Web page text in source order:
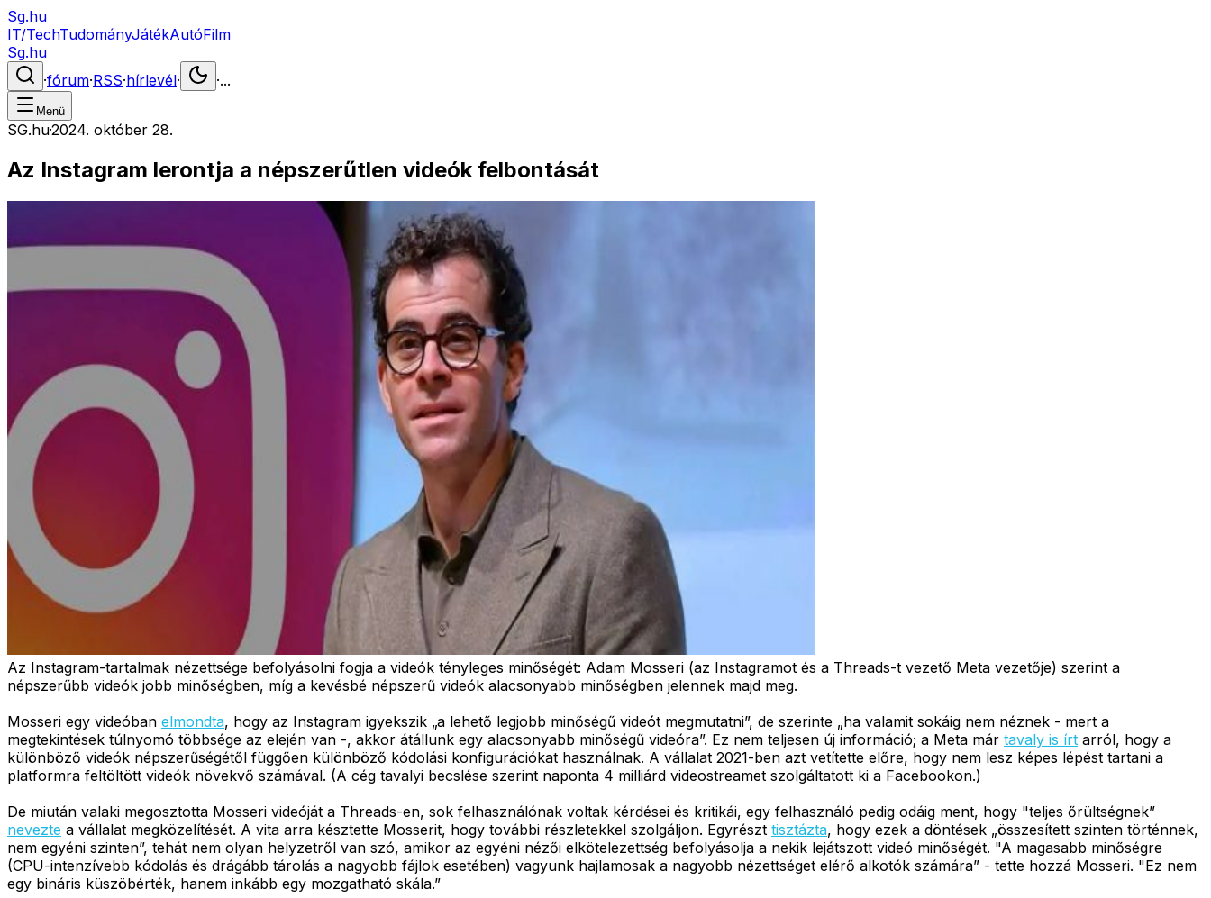
Sg.hu
IT/TechTudományJátékAutóFilm
Sg.hu
·fórum·RSS·hírlevél· ·...
Menü
SG.hu·2024. október 28.
Az Instagram lerontja a népszerűtlen videók felbontását
Az Instagram-tartalmak nézettsége befolyásolni fogja a videók tényleges minőségét: Adam Mosseri (az Instagramot és a Threads-t vezető Meta vezetője) szerint a
népszerűbb videók jobb minőségben, míg a kevésbé népszerű videók alacsonyabb minőségben jelennek majd meg.
Mosseri egy videóban elmondta, hogy az Instagram igyekszik „a lehető legjobb minőségű videót megmutatni”, de szerinte „ha valamit sokáig nem néznek - mert a
megtekintések túlnyomó többsége az elején van -, akkor átállunk egy alacsonyabb minőségű videóra”. Ez nem teljesen új információ; a Meta már tavaly is írt arról, hogy a
különböző videók népszerűségétől függően különböző kódolási konfigurációkat használnak. A vállalat 2021-ben azt vetítette előre, hogy nem lesz képes lépést tartani a
platformra feltöltött videók növekvő számával. (A cég tavalyi becslése szerint naponta 4 milliárd videostreamet szolgáltatott ki a Facebookon.)
De miután valaki megosztotta Mosseri videóját a Threads-en, sok felhasználónak voltak kérdései és kritikái, egy felhasználó pedig odáig ment, hogy "teljes őrültségnek”
nevezte a vállalat megközelítését. A vita arra késztette Mosserit, hogy további részletekkel szolgáljon. Egyrészt tisztázta, hogy ezek a döntések „összesített szinten történnek,
nem egyéni szinten”, tehát nem olyan helyzetről van szó, amikor az egyéni nézői elkötelezettség befolyásolja a nekik lejátszott videó minőségét. "A magasabb minőségre
(CPU-intenzívebb kódolás és drágább tárolás a nagyobb fájlok esetében) vagyunk hajlamosak a nagyobb nézettséget elérő alkotók számára” - tette hozzá Mosseri. "Ez nem
egy bináris küszöbérték, hanem inkább egy mozgatható skála.”